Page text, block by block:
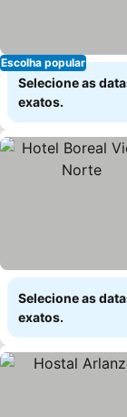
Escolha popular
Selecione as
exatos.
Selecione as
exatos.